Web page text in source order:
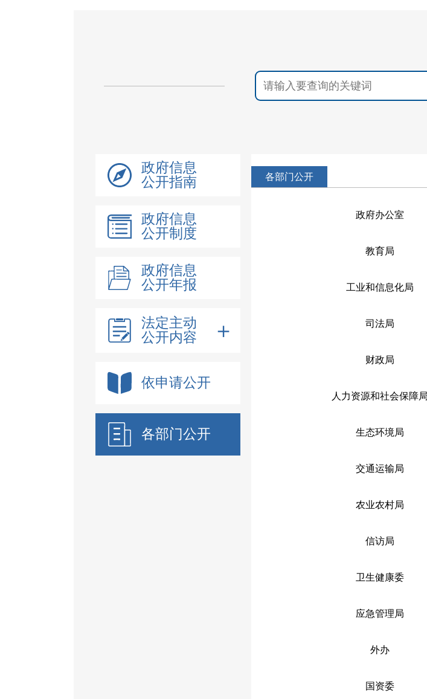
政府信息
公开指南
政府信息
公开制度
政府信息
公开年报
法定主动
公开内容
依申请公开
各部门公开
各部门公开
政府办公室
教育局
工业和信息化局
司法局
财政局
人力资源和社会保障局
生态环境局
交通运输局
农业农村局
信访局
卫生健康委
应急管理局
外办
国资委